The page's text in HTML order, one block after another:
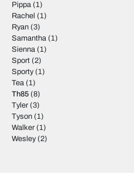
Pippa (1)
Rachel (1)
Ryan (3)
Samantha (1)
Sienna (1)
Sport (2)
Sporty(1)
Tea (1)
Th85 (8)
Tyler (3)
Tyson (1)
Walker (1)
Wesley(2)